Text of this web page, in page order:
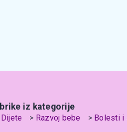
iz kategorije
Dijete Razvoj bebe Bolesti i